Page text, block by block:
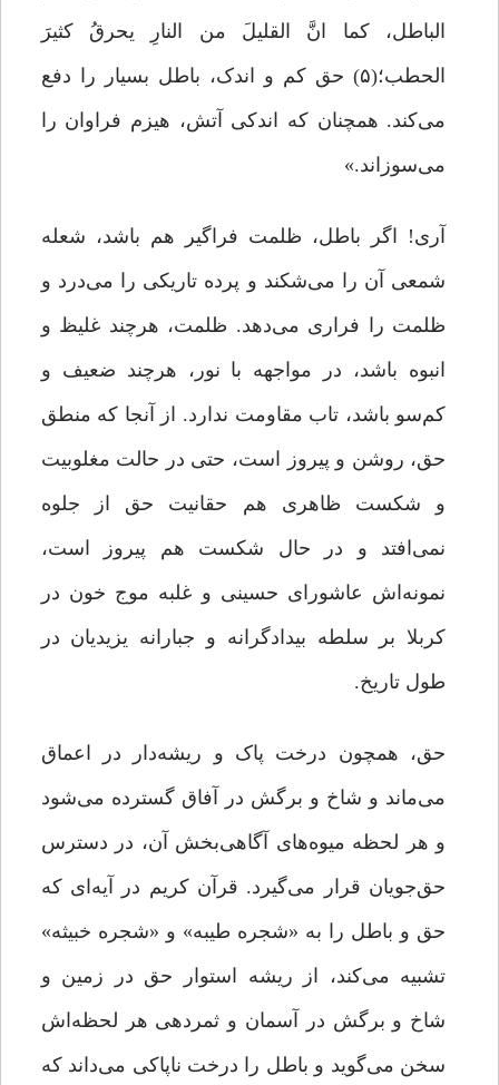
الباطل، کما انَّ القلیلَ من النارِ یحرقُ کثیرَ
الحطب؛(۵) حق کم و اندک، باطل بسیار را دفع
می‌کند. همچنان که اندکی آتش، هیزم فراوان را
می‌سوزاند.»
آری! اگر باطل، ظلمت فراگیر هم باشد، شعله
شمعی آن را می‌شکند و پرده تاریکی را می‌درد و
ظلمت را فراری می‌دهد. ظلمت، هرچند غلیظ و
انبوه باشد، در مواجهه با نور، هرچند ضعیف و
کم‌سو باشد، تاب مقاومت ندارد. از آنجا که منطق
حق، روشن و پیروز است، حتی در حالت مغلوبیت
و شکست ظاهری هم حقانیت حق از جلوه
نمی‌افتد و در حال شکست هم پیروز است،
نمونه‌اش عاشورای حسینی و غلبه موج خون در
کربلا بر سلطه بیدادگرانه و جبارانه یزیدیان در
طول تاریخ.
حق، همچون درخت پاک و ریشه‌دار در اعماق
می‌ماند و شاخ و برگش در آفاق گسترده می‌شود
و هر لحظه میوه‌های آگاهی‌بخش آن، در دسترس
حق‌جویان قرار می‌گیرد. قرآن کریم در آیه‌ای که
حق و باطل را به «شجره طیبه» و «شجره خبیثه»
تشبیه می‌کند، از ریشه استوار حق در زمین و
شاخ و برگش در آسمان و ثمردهی هر لحظه‌اش
سخن می‌گوید و باطل را درخت ناپاکی می‌داند که